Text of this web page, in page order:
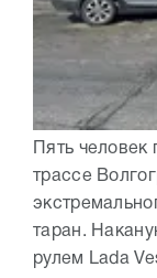
Пять
трассе
таран.
рулем Lada